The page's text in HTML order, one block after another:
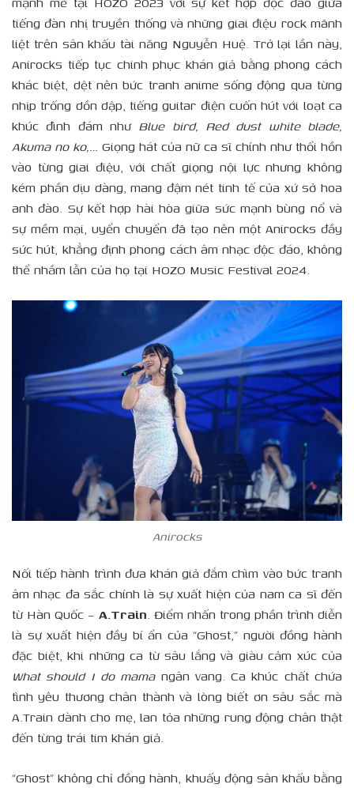
tiếng đàn nhị truyền thống và những giai điệu rock mãnh
liệt trên sân khấu tài năng Nguyễn Huệ. Trở lại lần này,
Anirocks tiếp tục chinh phục khán giả bằng phong cách
khác biệt, dệt nên bức tranh anime sống động qua từng
nhịp trống dồn dập, tiếng guitar điện cuốn hút với loạt ca
khúc đình đám như Blue bird, Red dust white blade,
Akuma no ko,… Giọng hát của nữ ca sĩ chính như thổi hồn
vào từng giai điệu, với chất giọng nội lực nhưng không
kém phần dịu dàng, mang đậm nét tinh tế của xứ sở hoa
anh đào. Sự kết hợp hài hòa giữa sức mạnh bùng nổ và
sự mềm mại, uyển chuyển đã tạo nên một Anirocks đầy
sức hút, khẳng định phong cách âm nhạc độc đáo, không
thể nhầm lẫn của họ tại HOZO Music Festival 2024.
Anirocks
Nối tiếp hành trình đưa khán giả đắm chìm vào bức tranh
âm nhạc đa sắc chính là sự xuất hiện của nam ca sĩ đến
từ Hàn Quốc – A.Train. Điểm nhấn trong phần trình diễn
là sự xuất hiện đầy bí ẩn của “Ghost,” người đồng hành
đặc biệt, khi những ca từ sâu lắng và giàu cảm xúc của
What should I do mamangân vang. Ca khúc chất chứa
tình yêu thương chân thành và lòng biết ơn sâu sắc mà
A.Train dành cho mẹ, lan tỏa những rung động chân thật
đến từng trái tim khán giả.
“Ghost” không chỉ đồng hành, khuấy động sân khấu bằng